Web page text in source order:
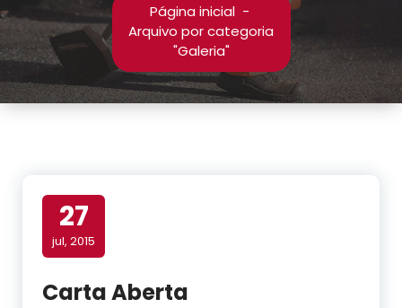
Página inicial-
Arquivo por categoria
"Galeria"
27
jul, 2015
Carta Aberta